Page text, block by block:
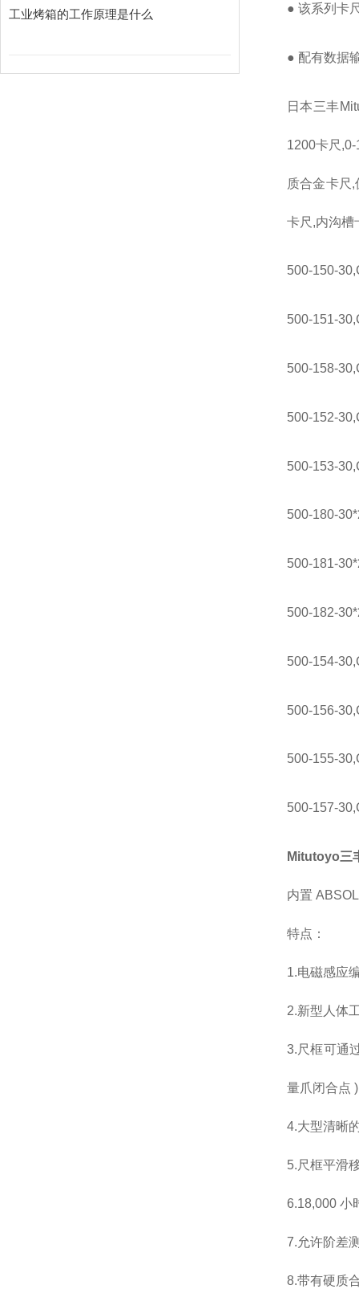
工业烤箱的工作原理是什么 ● 该系列卡
● 配有数据
日本三丰
1200卡尺
质合金卡尺
卡尺,内沟槽
500-150-
500-151-
500-158-
500-152-
500-153-
500-180-
500-181-
500-182-
500-154-
500-156-
500-155-
500-157-
Mitutoyo三
内置
特点：
1.电磁感应
2.新型人体
3.尺框可通
量爪闭合点
4.大型清晰
5.尺框平滑
6.18,000 小
7.允许阶差
8.带有硬质